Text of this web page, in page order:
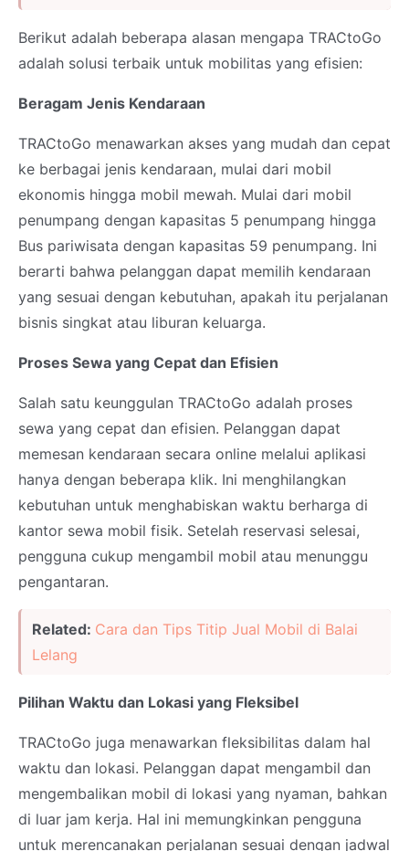
Berikut adalah beberapa alasan mengapa TRACtoGo
adalah solusi terbaik untuk mobilitas yang efisien:
Beragam Jenis Kendaraan
TRACtoGo menawarkan akses yang mudah dan cepat
ke berbagai jenis kendaraan, mulai dari mobil
ekonomis hingga mobil mewah. Mulai dari mobil
penumpang dengan kapasitas 5 penumpang hingga
Bus pariwisata dengan kapasitas 59 penumpang. Ini
berarti bahwa pelanggan dapat memilih kendaraan
yang sesuai dengan kebutuhan, apakah itu perjalanan
bisnis singkat atau liburan keluarga.
Proses Sewa yang Cepat dan Efisien
Salah satu keunggulan TRACtoGo adalah proses
sewa yang cepat dan efisien. Pelanggan dapat
memesan kendaraan secara online melalui aplikasi
hanya dengan beberapa klik. Ini menghilangkan
kebutuhan untuk menghabiskan waktu berharga di
kantor sewa mobil fisik. Setelah reservasi selesai,
pengguna cukup mengambil mobil atau menunggu
pengantaran.
Related: Cara dan Tips Titip Jual Mobil di Balai
Lelang
Pilihan Waktu dan Lokasi yang Fleksibel
TRACtoGo juga menawarkan fleksibilitas dalam hal
waktu dan lokasi. Pelanggan dapat mengambil dan
mengembalikan mobil di lokasi yang nyaman, bahkan
di luar jam kerja. Hal ini memungkinkan pengguna
untuk merencanakan perjalanan sesuai dengan jadwal